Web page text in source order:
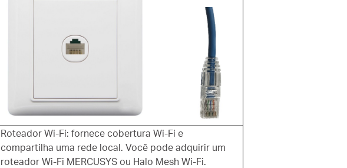
Roteador Wi-Fi: fornece cobertura Wi-Fi e
compartilha uma rede local. Você pode adquirir um
roteador Wi-Fi MERCUSYS ou Halo Mesh Wi-Fi.